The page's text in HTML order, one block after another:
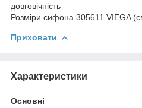
довговічність
Розміри сифона 305611 VIEGA
Приховати
Характеристики
Основні